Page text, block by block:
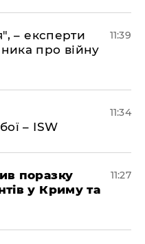
– експерти
про війну
11:39
– ISW
11:34
поразку
у Криму та
11:27